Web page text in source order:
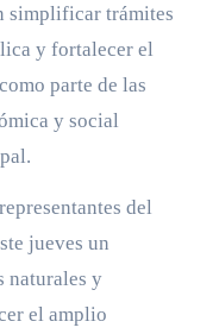
simplificar trámites
y fortalecer el
parte de las
y social
del
jueves un
naturales y
el amplio